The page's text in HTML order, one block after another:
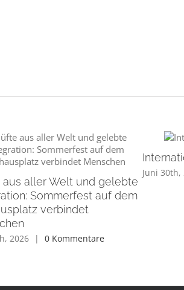
aus aller Welt und gelebte
Sommerfest auf dem
verbindet
2026 | 0 Kommentare
Juni 30th,